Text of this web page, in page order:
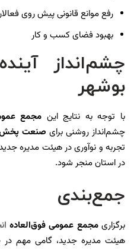
رفع موانع قانونی پیش روی
بهبود فضای کسب و کار
چشم‌انداز
بوشهر
با توجه به نتایج این مجمع
چشم‌انداز روشنی برای صنعت پخش
تجربه و نوآوری در هیئت مدیره
در استان منجر شود.
جمع‌بندی
برگزاریمجمع عمومی فوق‌العاده
هیئت مدیره جدید، گامی مهم